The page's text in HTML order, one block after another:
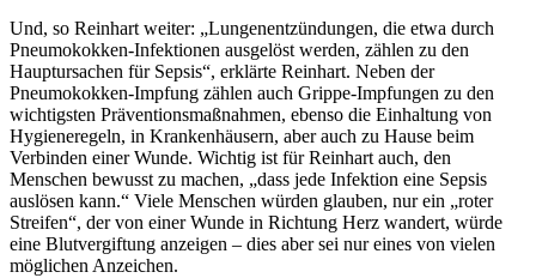
Und, so Reinhart weiter: „Lungenentzündungen, die etwa durch
Pneumokokken-Infektionen ausgelöst werden, zählen zu den
Hauptursachen für Sepsis“, erklärte Reinhart. Neben der
Pneumokokken-Impfung zählen auch Grippe-Impfungen zu den
wichtigsten Präventionsmaßnahmen, ebenso die Einhaltung von
Hygieneregeln, in Krankenhäusern, aber auch zu Hause beim
Verbinden einer Wunde. Wichtig ist für Reinhart auch, den
Menschen bewusst zu machen, „dass jede Infektion eine Sepsis
auslösen kann.“ Viele Menschen würden glauben, nur ein „roter
Streifen“, der von einer Wunde in Richtung Herz wandert, würde
eine Blutvergiftung anzeigen – dies aber sei nur eines von vielen
möglichen Anzeichen.